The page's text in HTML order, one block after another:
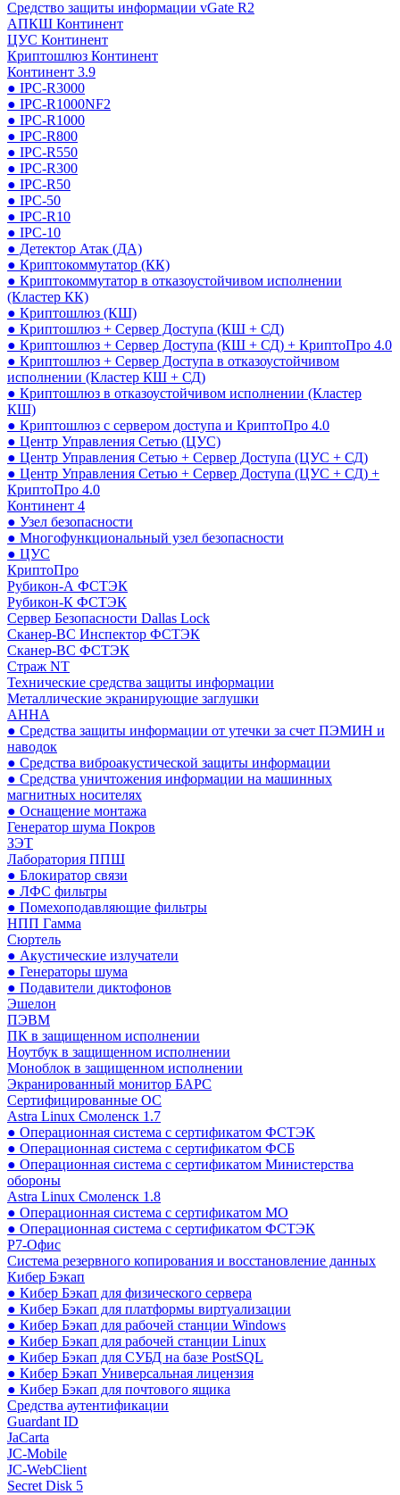
Средство защиты информации vGate R2
АПКШ Континент
ЦУС Континент
Криптошлюз Континент
Континент 3.9
● IPC-R3000
● IPC-R1000NF2
● IPC-R1000
● IPC-R800
● IPC-R550
● IPC-R300
● IPC-R50
● IPC-50
● IPC-R10
● IPC-10
● Детектор Атак (ДА)
● Криптокоммутатор (КК)
● Криптокоммутатор в отказоустойчивом исполнении
(Кластер КК)
● Криптошлюз (КШ)
● Криптошлюз + Сервер Доступа (КШ + СД)
● Криптошлюз + Сервер Доступа (КШ + СД) + КриптоПро 4.0
● Криптошлюз + Сервер Доступа в отказоустойчивом
исполнении (Кластер КШ + СД)
● Криптошлюз в отказоустойчивом исполнении (Кластер
КШ)
● Криптошлюз с сервером доступа и КриптоПро 4.0
● Центр Управления Сетью (ЦУС)
● Центр Управления Сетью + Сервер Доступа (ЦУС + СД)
● Центр Управления Сетью + Сервер Доступа (ЦУС + СД) +
КриптоПро 4.0
Континент 4
● Узел безопасности
● Многофункциональный узел безопасности
● ЦУС
КриптоПро
Рубикон-А ФСТЭК
Рубикон-К ФСТЭК
Сервер Безопасности Dallas Lock
Сканер-ВС Инспектор ФСТЭК
Сканер-ВС ФСТЭК
Страж NT
Технические средства защиты информации
Металлические экранирующие заглушки
АННА
● Средства защиты информации от утечки за счет ПЭМИН и
наводок
● Средства виброакустической защиты информации
● Средства уничтожения информации на машинных
магнитных носителях
● Оснащение монтажа
Генератор шума Покров
ЗЭТ
Лаборатория ППШ
● Блокиратор связи
● ЛФС фильтры
● Помехоподавляющие фильтры
НПП Гамма
Сюртель
● Акустические излучатели
● Генераторы шума
● Подавители диктофонов
Эшелон
ПЭВМ
ПК в защищенном исполнении
Ноутбук в защищенном исполнении
Моноблок в защищенном исполнении
Экранированный монитор БАРС
Сертифицированные ОС
Astra Linux Смоленск 1.7
● Операционная система с сертификатом ФСТЭК
● Операционная система с сертификатом ФСБ
● Операционная система с сертификатом Министерства
обороны
Astra Linux Смоленск 1.8
● Операционная система с сертификатом МО
● Операционная система с сертификатом ФСТЭК
Р7-Офис
Система резервного копирования и восстановление данных
Кибер Бэкап
● Кибер Бэкап для физического сервера
● Кибер Бэкап для платформы виртуализации
● Кибер Бэкап для рабочей станции Windows
● Кибер Бэкап для рабочей станции Linux
● Кибер Бэкап для СУБД на базе PostSQL
● Кибер Бэкап Универсальная лицензия
● Кибер Бэкап для почтового ящика
Средства аутентификации
Guardant ID
JaCarta
JC-Mobile
JC-WebClient
Secret Disk 5